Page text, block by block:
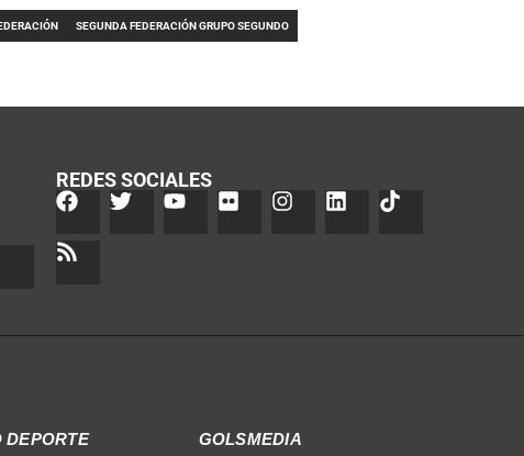
SEGUNDA FEDERACIÓN GRUPO SEGUNDO
REDES SOCIALES
DEPORTE GOLSMEDIA